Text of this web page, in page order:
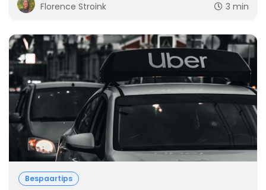
Florence Stroink 3 min
Bespaartips